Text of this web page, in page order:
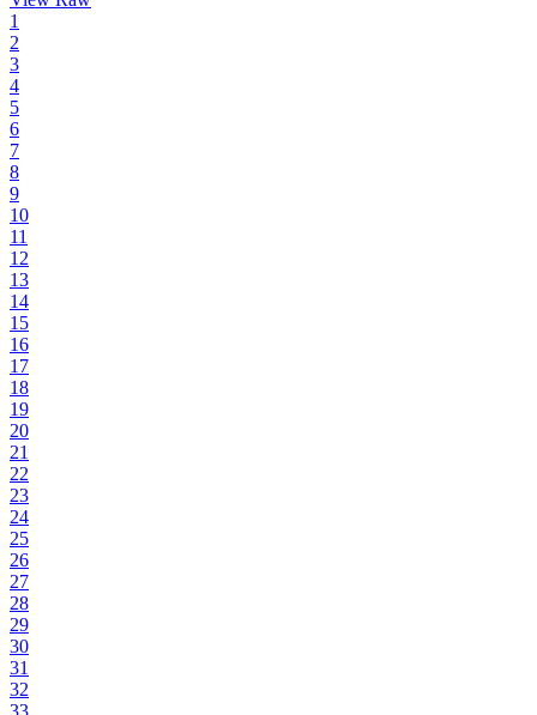
1
2
3
4
5
6
7
8
9
10
11
12
13
14
15
16
17
18
19
20
21
22
23
24
25
26
27
28
29
30
31
32
33